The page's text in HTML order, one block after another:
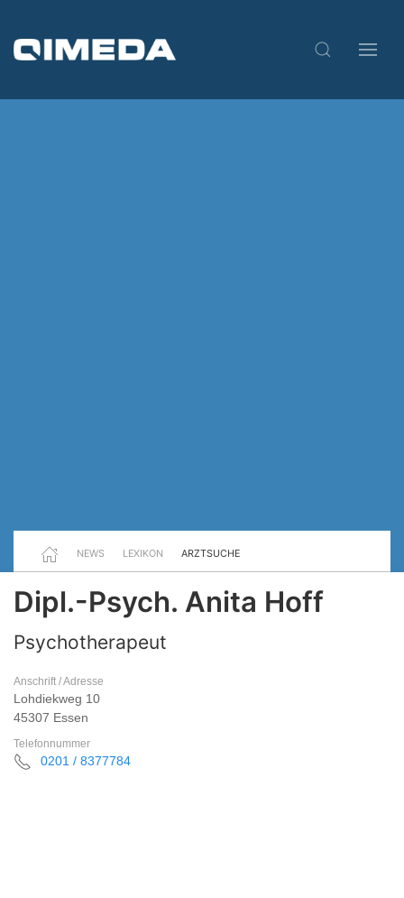
NEWS LEXIKON ARZTSUCHE
Dipl.-Psych. Anita Hoff
Psychotherapeut
Anschrift / Adresse
Lohdiekweg 10
45307 Essen
Telefonnummer
0201 / 8377784